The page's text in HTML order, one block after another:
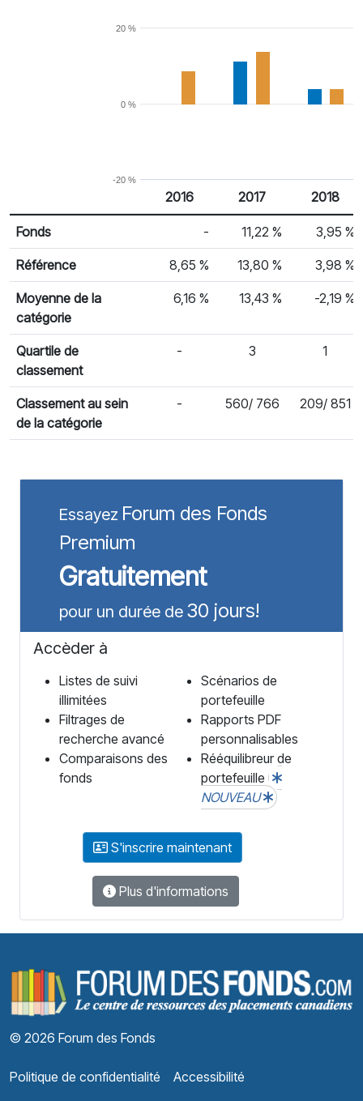
-20 %
0 %
20 %
Rendement par année civile
% Rendement
2016 2017 2018
Fonds - 11,22 % 3,95 %
Référence 8,65 % 13,80 % 3,98 %
Moyenne de la
catégorie
6,16 % 13,43 % -2,19 %
Quartile de
classement
- 3 1
Classement au sein
de la catégorie
- 560/ 766 209/ 851
Essayez Forum des Fonds
Premium
Gratuitement
pour un durée de 30 jours!
Accèder à
Listes de suivi
illimitées
Filtrages de
recherche avancé
Comparaisons des
fonds
Scénarios de
portefeuille
Rapports PDF
personnalisables
Rééquilibreur de
portefeuille
NOUVEAU
S'inscrire maintenant
Plus d'informations
© 2026 Forum des Fonds
Politique de confidentialité Accessibilité